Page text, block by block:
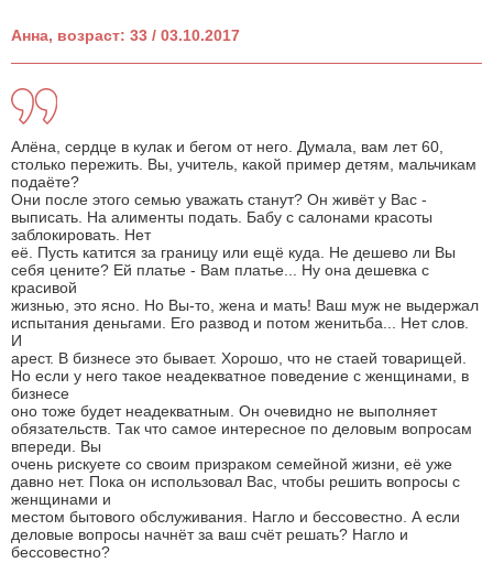
Анна, возраст: 33 / 03.10.2017
Алёна, сердце в кулак и бегом от него. Думала, вам лет 60,
столько пережить. Вы, учитель, какой пример детям, мальчикам
подаёте?
Они после этого семью уважать станут? Он живёт у Вас -
выписать. На алименты подать. Бабу с салонами красоты
заблокировать. Нет
её. Пусть катится за границу или ещё куда. Не дешево ли Вы
себя цените? Ей платье - Вам платье... Ну она дешевка с
красивой
жизнью, это ясно. Но Вы-то, жена и мать! Ваш муж не выдержал
испытания деньгами. Его развод и потом женитьба... Нет слов.
И
арест. В бизнесе это бывает. Хорошо, что не стаей товарищей.
Но если у него такое неадекватное поведение с женщинами, в
бизнесе
оно тоже будет неадекватным. Он очевидно не выполняет
обязательств. Так что самое интересное по деловым вопросам
впереди. Вы
очень рискуете со своим призраком семейной жизни, её уже
давно нет. Пока он использовал Вас, чтобы решить вопросы с
женщинами и
местом бытового обслуживания. Нагло и бессовестно. А если
деловые вопросы начнёт за ваш счёт решать? Нагло и
бессовестно?